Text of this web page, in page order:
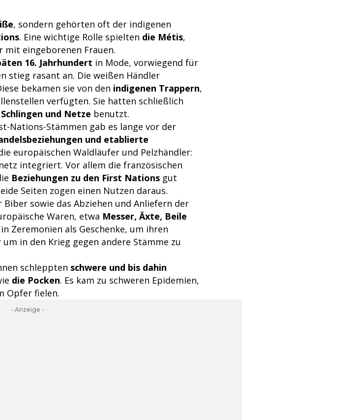
, sondern gehörten oft der indigenen
. Eine wichtige Rolle spielten die Métis,
mit eingeborenen Frauen.
16. Jahrhundert in Mode, vorwiegend für
stieg rasant an. Die weißen Händler
bekamen sie von den indigenen Trappern,
verfügten. Sie hatten schließlich
und Netze benutzt.
Nations-Stämmen gab es lange vor der
und etablierte
europäischen Waldläufer und Pelzhändler:
integriert. Vor allem die französischen
Beziehungen zu den First Nations gut
Seiten zogen einen Nutzen daraus.
Biber sowie das Abziehen und Anliefern der
Waren, etwa Messer, Äxte, Beile
Zeremonien als Geschenke, um ihren
in den Krieg gegen andere Stämme zu
schleppten schwere und bis dahin
die Pocken. Es kam zu schweren Epidemien,
Opfer fielen.
- Anzeige -